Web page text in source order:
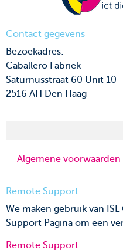
Contact gegevens
Bezoekadres:
Caballero Fabriek
Saturnusstraat 60 Unit 10
2516 AH Den Haag
Algemene
Remote Support
We maken gebruik van
Support Pagina om een
Remote Support